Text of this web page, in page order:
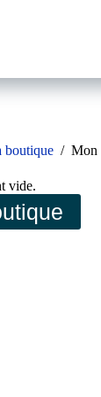
boutique / Mon
vide.